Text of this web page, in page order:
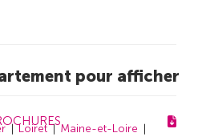
pour afficher
Loiret
Maine-et-Loire